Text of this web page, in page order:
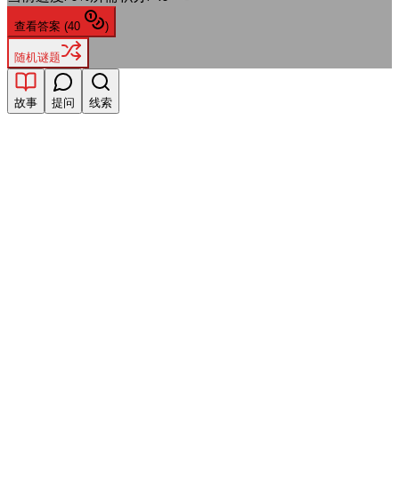
查看答案 (40 )
随机谜题
故事 提问 线索